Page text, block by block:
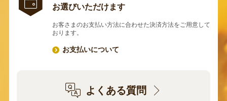
お選びいただけます
お客さまのお支払い方法に合わせた決済方法をご用意して
おります。
お支払いについて
よくある質問